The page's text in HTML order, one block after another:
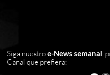
Siga nuestroe-News semanal
Canal que prefiera: